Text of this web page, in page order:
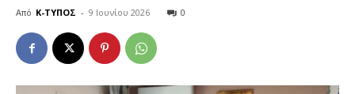
Από Κ-ΤΥΠΟΣ - 9 Ιουνίου 2026 0